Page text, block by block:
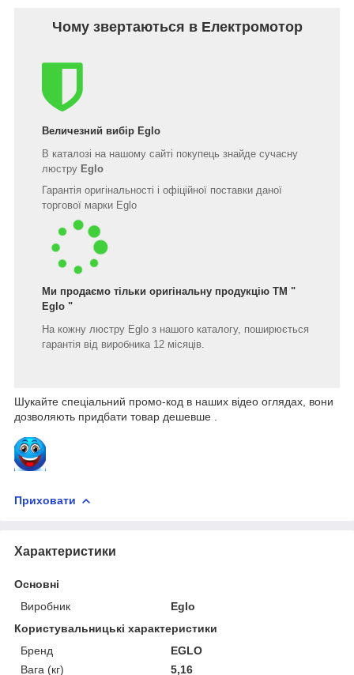
Чому звертаються в Електромотор
Величезний вибір Eglo
В каталозі на нашому сайті покупець знайде сучасну
люстру Eglo
Гарантія оригінальності і офіційної поставки даної
торгової марки Eglo
Ми продаємо тільки оригінальну продукцію ТМ "
Eglo "
На кожну люстру Eglo з нашого каталогу, поширюється
гарантія від виробника 12 місяців.
Шукайте спеціальний промо-код в наших відео оглядах, вони
дозволяють придбати товар дешевше .
Приховати
Характеристики
Основні
Виробник
Eglo
Користувальницькі характеристики
Бренд
EGLO
Вага (кг)
5,16